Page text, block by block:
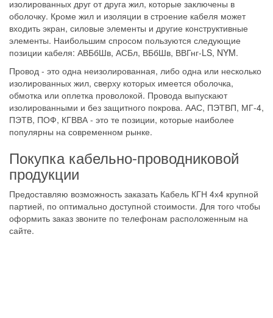
изолированных друг от друга жил, которые заключены в
оболочку. Кроме жил и изоляции в строение кабеля может
входить экран, силовые элементы и другие конструктивные
элементы. Наибольшим спросом пользуются следующие
позиции кабеля: АВБбШв, АСБл, ВБбШв, ВВГнг-LS, NYM.
Провод - это одна неизолированная, либо одна или несколько
изолированных жил, сверху которых имеется оболочка,
обмотка или оплетка проволокой. Провода выпускают
изолированными и без защитного покрова. ААС, ПЭТВП, МГ-4,
ПЭТВ, ПОФ, КГВВА - это те позиции, которые наиболее
популярны на современном рынке.
Покупка кабельно-проводниковой
продукции
Предоставляю возможность заказать Кабель КГН 4х4 крупной
партией, по оптимально доступной стоимости. Для того чтобы
оформить заказ звоните по телефонам расположенным на
сайте.